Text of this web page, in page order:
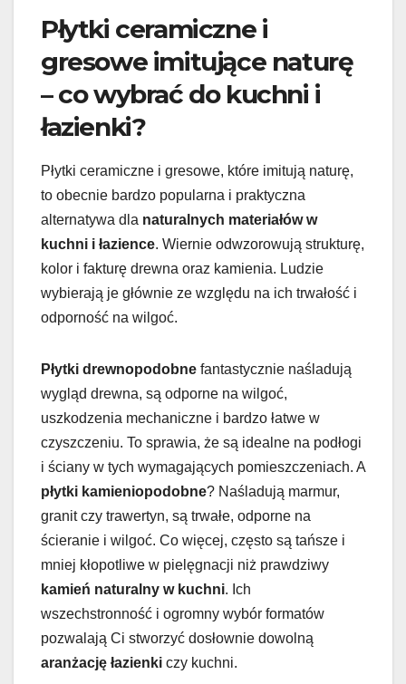
Płytki ceramiczne i
gresowe imitujące naturę
– co wybrać do kuchni i
łazienki?
Płytki ceramiczne i gresowe, które imitują naturę,
to obecnie bardzo popularna i praktyczna
alternatywa dla naturalnych materiałów w
kuchni i łazience. Wiernie odwzorowują strukturę,
kolor i fakturę drewna oraz kamienia. Ludzie
wybierają je głównie ze względu na ich trwałość i
odporność na wilgoć.
Płytki drewnopodobne fantastycznie naśladują
wygląd drewna, są odporne na wilgoć,
uszkodzenia mechaniczne i bardzo łatwe w
czyszczeniu. To sprawia, że są idealne na podłogi
i ściany w tych wymagających pomieszczeniach. A
płytki kamieniopodobne? Naśladują marmur,
granit czy trawertyn, są trwałe, odporne na
ścieranie i wilgoć. Co więcej, często są tańsze i
mniej kłopotliwe w pielęgnacji niż prawdziwy
kamień naturalny w kuchni. Ich
wszechstronność i ogromny wybór formatów
pozwalają Ci stworzyć dosłownie dowolną
aranżację łazienki czy kuchni.